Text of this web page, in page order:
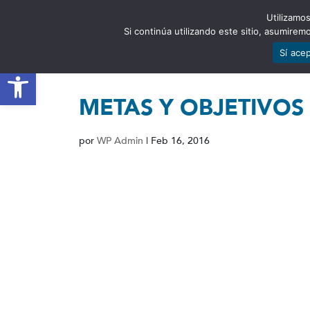
Abrir barra de herramientas
METAS Y OBJETIVOS
por WP Admin | Feb 16, 2016
Si continúa utilizando este sitio,
Sí